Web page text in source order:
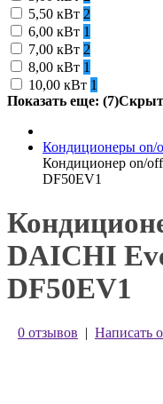
5,50 кВт 2
6,00 кВт 1
7,00 кВт 2
8,00 кВт 1
10,00 кВт 1
Показать еще: (7)
Кондиционеры on/
Кондиционер on/
DF50EV1
DAICHI
DF50EV1
0 отзывов | Написать